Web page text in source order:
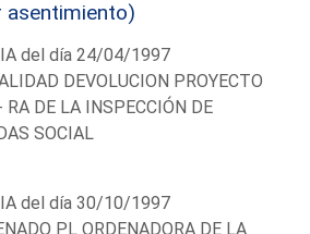
asentimiento)
del día 24/04/1997
DEVOLUCION PROYECTO
RA DE LA INSPECCIÓN DE
SOCIAL
del día 30/10/1997
PL ORDENADORA DE LA